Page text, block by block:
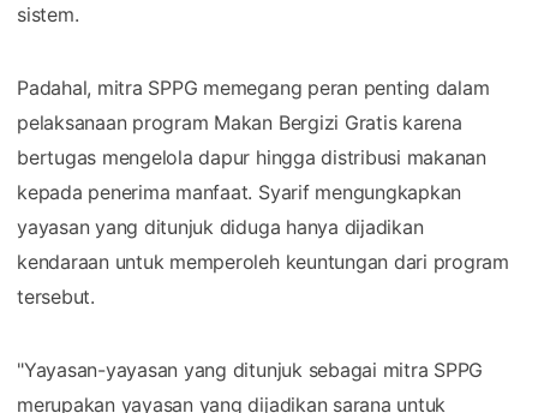
sistem.
Padahal, mitra SPPG memegang peran penting dalam
pelaksanaan program Makan Bergizi Gratis karena
bertugas mengelola dapur hingga distribusi makanan
kepada penerima manfaat. Syarif mengungkapkan
yayasan yang ditunjuk diduga hanya dijadikan
kendaraan untuk memperoleh keuntungan dari program
tersebut.
"Yayasan-yayasan yang ditunjuk sebagai mitra SPPG
merupakan yayasan yang dijadikan sarana untuk